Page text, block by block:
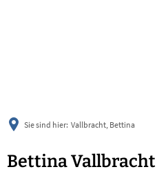
Sie sind hier: Vallbracht, Bettina
Bettina Vallbracht